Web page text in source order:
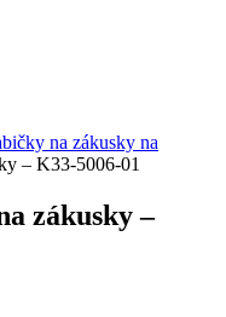
na zákusky na
– K33-5006-01
zákusky –